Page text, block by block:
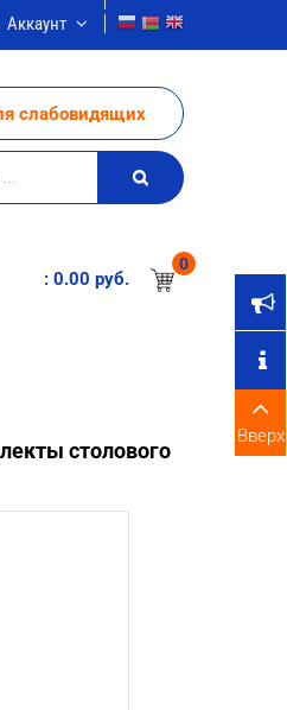
Аккаунт
слабовидящих
0
: 0.00 pуб.
столового
Вверх